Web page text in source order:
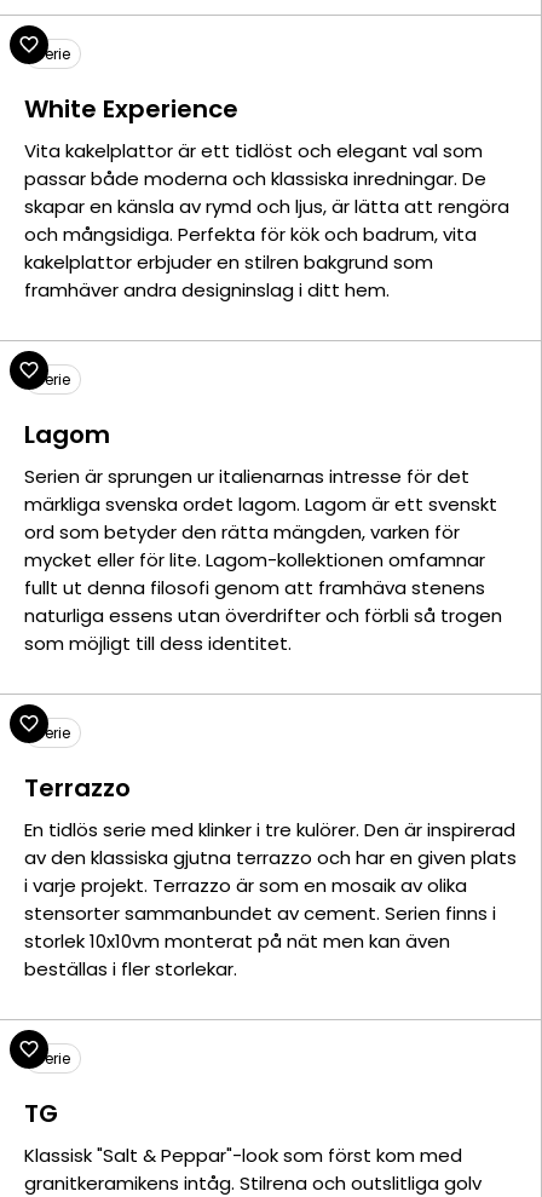
Serie
White Experience
Vita kakelplattor är ett tidlöst och elegant val som
passar både moderna och klassiska inredningar. De
skapar en känsla av rymd och ljus, är lätta att rengöra
och mångsidiga. Perfekta för kök och badrum, vita
kakelplattor erbjuder en stilren bakgrund som
framhäver andra designinslag i ditt hem.
Serie
Lagom
Serien är sprungen ur italienarnas intresse för det
märkliga svenska ordet lagom. Lagom är ett svenskt
ord som betyder den rätta mängden, varken för
mycket eller för lite. Lagom-kollektionen omfamnar
fullt ut denna filosofi genom att framhäva stenens
naturliga essens utan överdrifter och förbli så trogen
som möjligt till dess identitet.
Serie
Terrazzo
En tidlös serie med klinker i tre kulörer. Den är inspirerad
av den klassiska gjutna terrazzo och har en given plats
i varje projekt. Terrazzo är som en mosaik av olika
stensorter sammanbundet av cement. Serien finns i
storlek 10x10vm monterat på nät men kan även
beställas i fler storlekar.
Serie
TG
Klassisk "Salt & Peppar"-look som först kom med
granitkeramikens intåg. Stilrena och outslitliga golv